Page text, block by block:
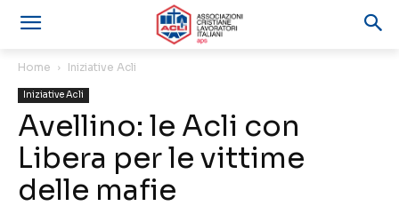
Home Iniziative Acli
Iniziative Acli
Avellino: le Acli con
Libera per le vittime
delle mafie